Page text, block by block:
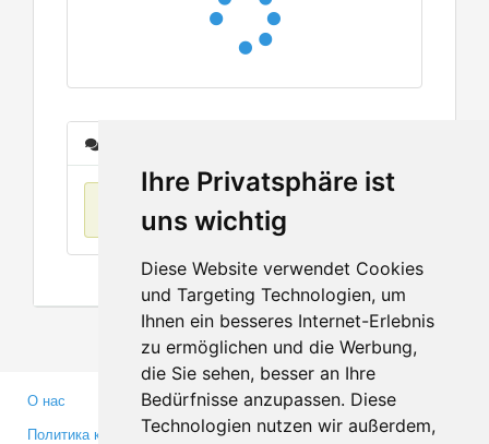
Ihre Privatsphäre ist
uns wichtig
Diese Website verwendet Cookies
und Targeting Technologien, um
Ihnen ein besseres Internet-Erlebnis
zu ermöglichen und die Werbung,
die Sie sehen, besser an Ihre
Bedürfnisse anzupassen. Diese
Technologien nutzen wir außerdem,
О нас
Политика конфиденциальности
Партнерам
Инвесторам